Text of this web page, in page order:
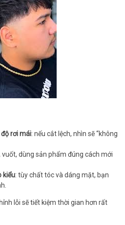
độ rơi mái: nếu cắt lệch, nhìn sẽ “không
vuốt, dùng sản phẩm đúng cách mới
kiểu: tùy chất tóc và dáng mặt, bạn
lỗi sẽ tiết kiệm thời gian hơn rất